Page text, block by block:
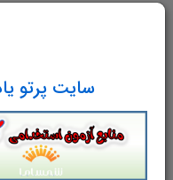
سایت پرتو
متناسب و
آزمون